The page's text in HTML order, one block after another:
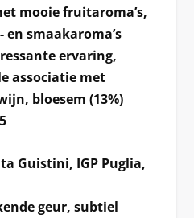
mooie fruitaroma’s,
en smaakaroma’s
ervaring,
associatie met
bloesem (13%)
Guistini, IGP Puglia,
geur, subtiel